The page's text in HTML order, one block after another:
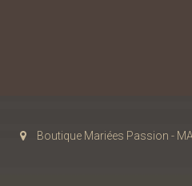
Boutique Mariées Passion -